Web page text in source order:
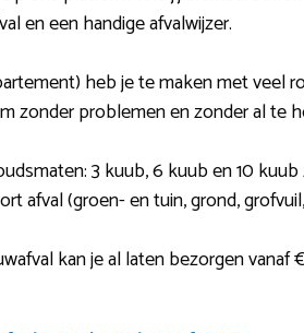
en een handige afvalwijzer.
heb je te maken met veel
zonder problemen en zonder al te
3 kuub, 6 kuub en 10
afval (groen- en tuin, grond,
kan je al laten bezorgen vanaf